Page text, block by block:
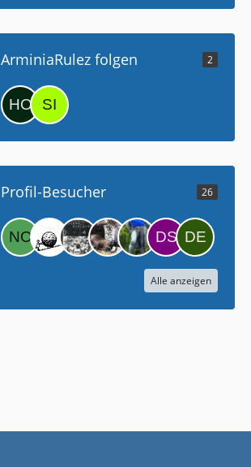
ArminiaRulez folgen 2
Profil-Besucher 26
Alle anzeigen